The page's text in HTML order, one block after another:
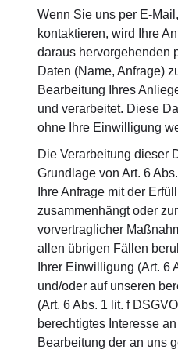
Wenn Sie uns per E-
kontaktieren, wird Ihre
daraus hervorgehenden
Daten (Name, Anfrage)
Bearbeitung Ihres
und verarbeitet. Diese
ohne Ihre Einwilligung
Die Verarbeitung dieser
Grundlage von Art. 6
Ihre Anfrage mit der
zusammenhängt oder
vorvertraglicher
allen übrigen Fällen
Ihrer Einwilligung (Art. 6
und/oder auf unseren
(Art. 6 Abs. 1 lit. f
berechtigtes Interesse
Bearbeitung der an uns